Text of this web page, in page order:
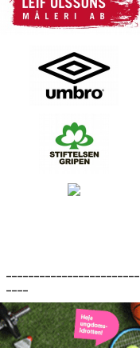
________________________
____